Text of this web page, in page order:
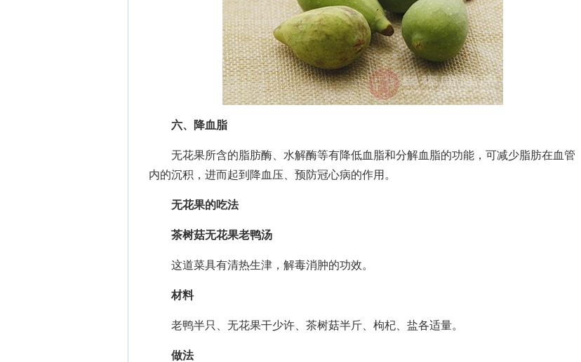
六、降血脂
无花果所含的脂肪酶、水解酶等有降低血脂和分解血脂的功能，可减少脂肪在血管
内的沉积，进而起到降血压、预防冠心病的作用。
无花果的吃法
茶树菇无花果老鸭汤
这道菜具有清热生津，解毒消肿的功效。
材料
老鸭半只、无花果干少许、茶树菇半斤、枸杞、盐各适量。
做法